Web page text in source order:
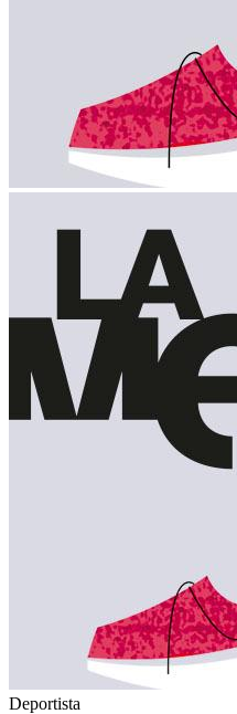
Deportista